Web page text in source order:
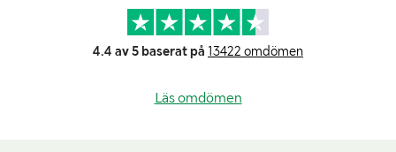
4.4 av 5 baserat på 13422 omdömen
Läs omdömen